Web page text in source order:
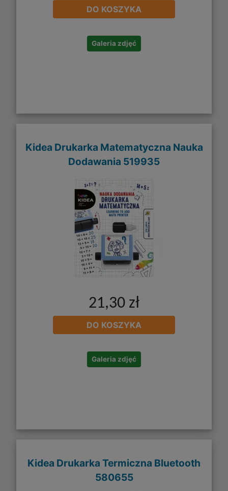
DO KOSZYKA
Galeria zdjęć
Kidea Drukarka Matematyczna Nauka
Dodawania 519935
21,30 zł
DO KOSZYKA
Galeria zdjęć
Kidea Drukarka Termiczna Bluetooth
580655